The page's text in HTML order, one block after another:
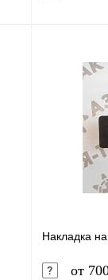
Купить в
В
Накладка
от